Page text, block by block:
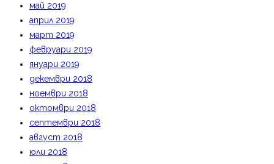
май 2019
април 2019
март 2019
февруари 2019
януари 2019
декември 2018
ноември 2018
октомври 2018
септември 2018
август 2018
юли 2018